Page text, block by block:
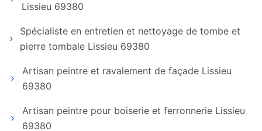
Lissieu 69380
Spécialiste en entretien et nettoyage de tombe et
pierre tombale Lissieu 69380
Artisan peintre et ravalement de façade Lissieu
69380
Artisan peintre pour boiserie et ferronnerie Lissieu
69380